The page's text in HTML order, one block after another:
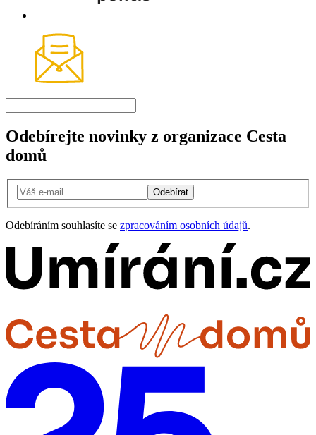
Odebírejte novinky z organizace Cesta
domů
Odebírat
Odebíráním souhlasíte se zpracováním osobních údajů.